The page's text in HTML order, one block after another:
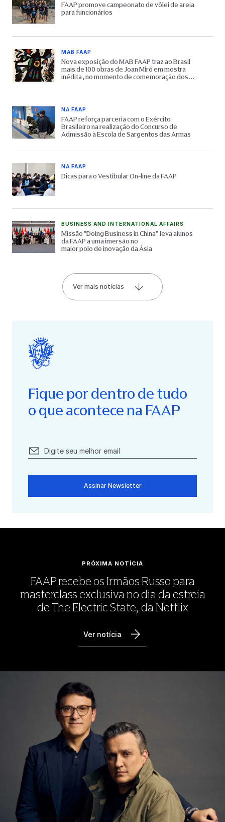
FAAP promove campeonato de vôlei de areia
para funcionários
MAB FAAP
Nova exposição do MAB FAAP traz ao Brasil
mais de 100 obras de Joan Miró em mostra
inédita, no momento de comemoração dos
NA FAAP
FAAP reforça parceria com o Exército
Brasileiro na realização do Concurso de
Admissão à Escola de Sargentos das Armas
NA FAAP
Dicas para o Vestibular On-line da FAAP
BUSINESS AND INTERNATIONAL AFFAIRS
Missão “Doing Business in China” leva alunos
da FAAP a uma imersão no
maior polo de inovação da Ásia
Ver mais notícias
Fique por dentro de tudo
o que acontece na FAAP
Assinar Newsletter
PRÓXIMA NOTÍCIA
FAAP recebe os Irmãos Russo para
masterclass exclusiva no dia da estreia
de The Electric State, da Netflix
Ver notícia